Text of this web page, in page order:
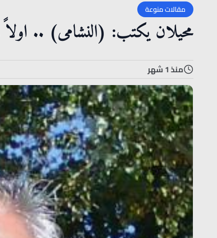
مقالات منوعة
محيلان يكتب: (النشامى) ..
منذ 1 شهر